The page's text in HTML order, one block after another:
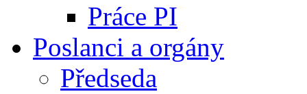
Práce PI
Poslanci a orgány
Předseda